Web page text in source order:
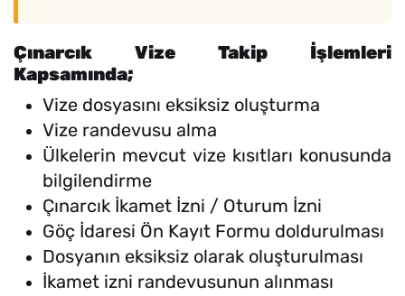
Çınarcık Vize Takip İşlemleri
Kapsamında;
Vize dosyasını eksiksiz oluşturma
Vize randevusu alma
Ülkelerin mevcut vize kısıtları konusunda
bilgilendirme
Çınarcık İkamet İzni / Oturum İzni
Göç İdaresi Ön Kayıt Formu doldurulması
Dosyanın eksiksiz olarak oluşturulması
İkamet izni randevusunun alınması